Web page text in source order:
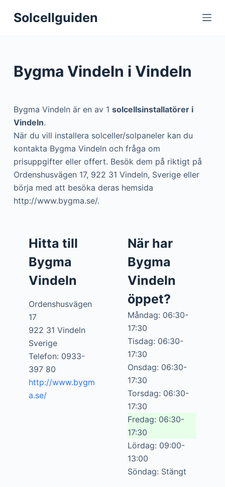
S
o
Solcellguiden
Bygma Vindeln i Vindeln
Bygma Vindeln är en av 1 solcellsinstallatörer i
Vindeln.
När du vill installera solceller/solpaneler kan du
kontakta Bygma Vindeln och fråga om
prisuppgifter eller offert. Besök dem på riktigt på
Ordenshusvägen 17, 922 31 Vindeln, Sverige eller
börja med att besöka deras hemsida
http://www.bygma.se/.
Hitta till
Bygma
Vindeln
Ordenshusvägen
17
922 31 Vindeln
Sverige
Telefon: 0933-
397 80
http://www.bygm
a.se/
När har
Bygma
Vindeln
öppet?
Måndag: 06:30-
17:30
Tisdag: 06:30-
17:30
Onsdag: 06:30-
17:30
Torsdag: 06:30-
17:30
Fredag: 06:30-
17:30
Lördag: 09:00-
13:00
Söndag: Stängt